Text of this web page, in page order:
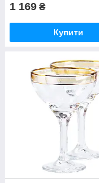
1 169 ₴
Купити